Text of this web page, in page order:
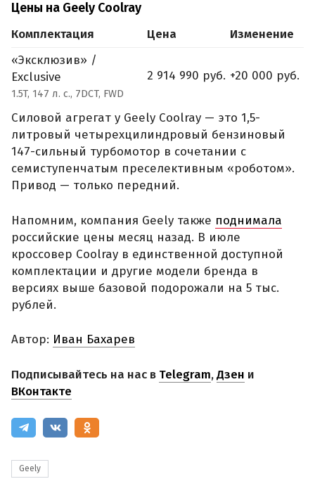
Цены на Geely Coolray
Комплектация Цена
Изменение
«Эксклюзив» /
Exclusive
1.5T, 147 л. с., 7DCT, FWD
2 914 990 руб. +20 000 руб.
Силовой агрегат у Geely Coolray — это 1,5-
литровый четырехцилиндровый бензиновый
147-сильный турбомотор в сочетании с
семиступенчатым преселективным «роботом».
Привод — только передний.
Напомним, компания Geely также поднимала
российские цены месяц назад. В июле
кроссовер Coolray в единственной доступной
комплектации и другие модели бренда в
версиях выше базовой подорожали на 5 тыс.
рублей.
Автор: Иван Бахарев
Подписывайтесь на нас в Telegram,Дзен и
ВКонтакте
Geely